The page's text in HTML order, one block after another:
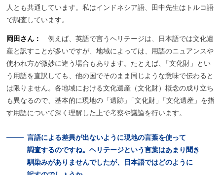
人とも共通しています。私はインドネシア語、田中先生はトルコ語
で調査しています。
岡田さん： 例えば、英語で言うヘリテージは、日本語では文化遺
産と訳すことが多いですが、地域によっては、用語のニュアンスや
使われ方が微妙に違う場合もあります。たとえば、
「文化財」とい
う用語を直訳しても、他の国でそのまま同じような意味で伝わると
は限りません。各地域における文化遺産（文化財）概念の成り立ち
も異なるので、基本的に現地の「遺跡」 「文化財」
「文化遺産」を指
す用語について深く理解した上で考察や議論を行います。
言語による差異が出ないように現地の言葉を使って
調査するのですね。 ヘリテージという言葉はあまり 聞き
馴染みがありませんでしたが、
日本語ではどのように